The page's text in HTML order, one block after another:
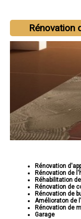
Rénovation
Rénovation
Rénovation de
Réhabilitation
Rénovation de
Rénovation de
Amélioraton de
Rénovation de
Garage